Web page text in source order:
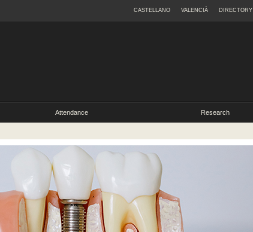
CASTELLANO VALENCIÀ DIRECTORY
Attendance Research